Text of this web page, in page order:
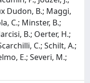
Dudon, B.; Maggi,
C.; Minster, B.;
B.; Oerter, H.;
C.; Schilt, A.;
E.; Severi, M.;